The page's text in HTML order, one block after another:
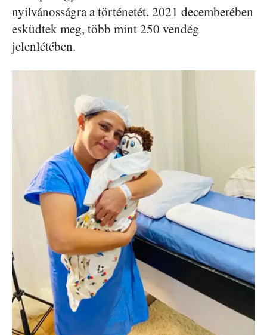
nyilvánosságra a történetét. 2021 decemberében
esküdtek meg, több mint 250 vendég
jelenlétében.